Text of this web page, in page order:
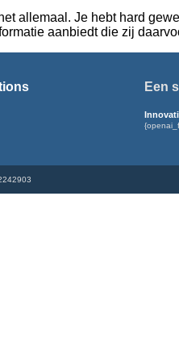
allemaal. Je hebt hard
aanbiedt die zij
Een